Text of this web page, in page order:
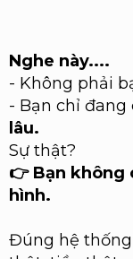
Nghe này....
- Không phải
- Bạn chỉ đang
lâu.
Sự thật?
👉 Bạn không
hình.
Đúng hệ